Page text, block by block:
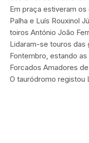
Em praça estiveram
Palha e Luís Rouxinol
toiros António João
Lidaram-se touros das
Fontembro, estando
Forcados Amadores
O tauródromo registou